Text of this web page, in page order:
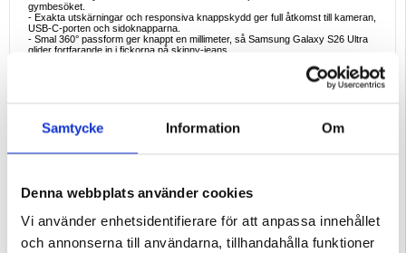
Samtycke Information Om
Denna webbplats använder cookies
Vi använder enhetsidentifierare för att anpassa innehållet
och annonserna till användarna, tillhandahålla funktioner
gymbesöket.
- Exakta utskärningar och responsiva knappskydd ger full åtkomst till kameran,
USB-C-porten och sidoknapparna.
- Smal 360° passform ger knappt en millimeter, så Samsung Galaxy S26 Ultra
glider fortfarande in i fickorna på skinny-jeans.
- 3. Låt applikationen vara igång.
* Om ett blockeringsmeddelande visas, tillåt installation
- Tryck på ditt tunnelbanekort direkt från plånboksfacket; en korthållare mindre
- Fäll tillbaka locket för hands-free videosamtal medan mikrofiberfodret polerar
skärmen.
- Ha en reservsedel undanstoppad på utekvällar, ifall digitala betalningar skulle
misslyckas.